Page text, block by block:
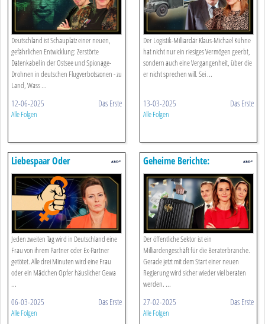
Deutschland ist Schauplatz einer neuen,
gefährlichen Entwicklung: Zerstörte
Datenkabel in der Ostsee und Spionage-
Drohnen in deutschen Flugverbotszonen - zu
Land, Wass ...
12-06-2025 Das Erste
Alle Folgen
Der Logistik-Milliardär Klaus-Michael Kühne
hat nicht nur ein riesiges Vermögen geerbt,
sondern auch eine Vergangenheit, über die
er nicht sprechen will. Sei ...
13-03-2025 Das Erste
Alle Folgen
Liebespaar Oder
Lebensgefahr: Wie Gewalt
Frauen Bedroht
Jeden zweiten Tag wird in Deutschland eine
Frau von ihrem Partner oder Ex-Partner
getötet. Alle drei Minuten wird eine Frau
oder ein Mädchen Opfer häuslicher Gewa
...
06-03-2025 Das Erste
Alle Folgen
Geheime Berichte:
Staatsmilliarden Für Berater
Der öffentliche Sektor ist ein
Milliardengeschäft für die Beraterbranche.
Gerade jetzt mit dem Start einer neuen
Regierung wird sicher wieder viel beraten
werden. ...
27-02-2025 Das Erste
Alle Folgen